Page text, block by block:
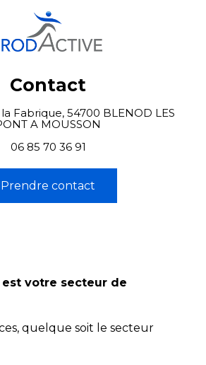
Contact
Fabrique, 54700 BLENOD LES
A MOUSSON
06 85 70 36 91
Prendre contact
votre secteur de
quelque soit le secteur